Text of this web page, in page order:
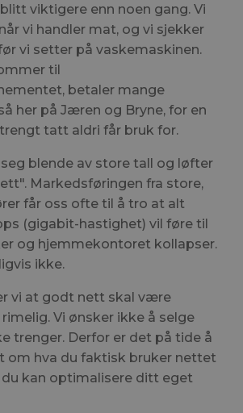
viktigere enn noen gang. Vi
vi handler mat, og vi sjekker
vi setter på vaskemaskinen.
til
betaler mange
her på Jæren og Bryne, for en
tatt aldri får bruk for.
blende av store tall og løfter
Markedsføringen fra store,
får oss ofte til å tro at alt
(gigabit-hastighet) vil føre til
og hjemmekontoret kollapser.
ikke.
vi at godt nett skal være
Vi ønsker ikke å selge
trenger. Derfor er det på tide å
om hva du faktisk bruker nettet
kan optimalisere ditt eget